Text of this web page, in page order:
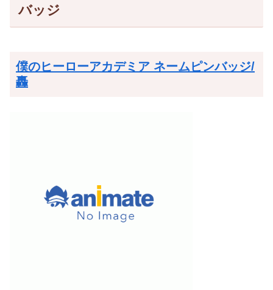
バッジ
僕のヒーローアカデミア ネームピンバッジ/
轟